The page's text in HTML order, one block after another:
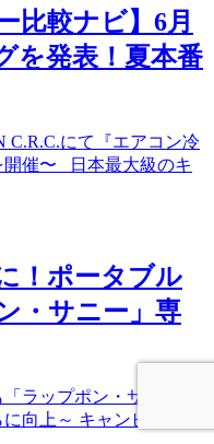
比較ナビ】6月
を発表！夏本番
C.R.C.にて『エアコン冷
開催〜 日本最大級のキ
！ポータブル
・サニー」専
ラップポン・サニー」
向上～ キャンピングカ